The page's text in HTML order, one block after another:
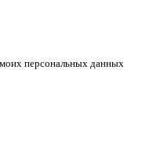
персональных данных